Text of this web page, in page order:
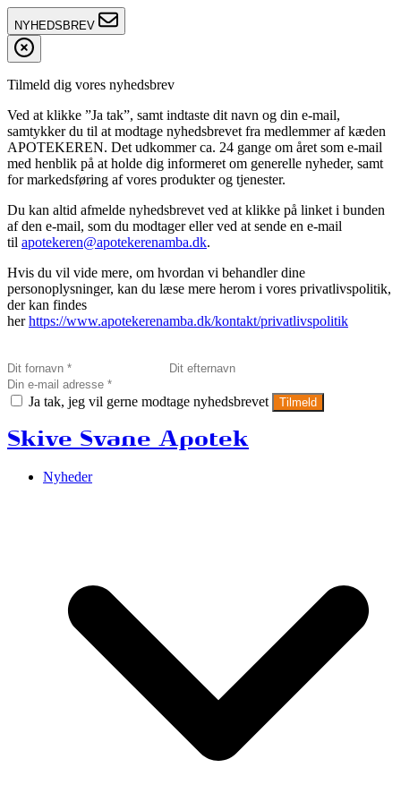
NYHEDSBREV
Tilmeld dig vores nyhedsbrev
Ved at klikke ”Ja tak”, samt indtaste dit navn og din e-mail,
samtykker du til at modtage nyhedsbrevet fra medlemmer af kæden
APOTEKEREN. Det udkommer ca. 24 gange om året som e-mail
med henblik på at holde dig informeret om generelle nyheder, samt
for markedsføring af vores produkter og tjenester.
Du kan altid afmelde nyhedsbrevet ved at klikke på linket i bunden
af den e-mail, som du modtager eller ved at sende en e-mail
til apotekeren@apotekerenamba.dk.
Hvis du vil vide mere, om hvordan vi behandler dine
personoplysninger, kan du læse mere herom i vores privatlivspolitik,
der kan findes
herhttps://www.apotekerenamba.dk/kontakt/privatlivspolitik
Ja tak, jeg vil gerne modtage nyhedsbrevet Tilmeld
Skive Svane Apotek
Nyheder